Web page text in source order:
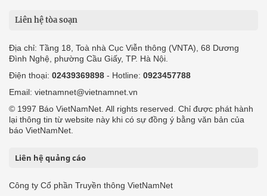
Liên hệ tòa soạn
Địa chỉ: Tầng 18, Toà nhà Cục Viễn thông (VNTA), 68 Dương
Đình Nghệ, phường Cầu Giấy, TP. Hà Nội.
Điện thoại: 02439369898 - Hotline: 0923457788
Email: vietnamnet@vietnamnet.vn
© 1997 Báo VietNamNet. All rights reserved. Chỉ được phát hành
lại thông tin từ website này khi có sự đồng ý bằng văn bản của
báo VietNamNet.
Liên hệ quảng cáo
Công ty Cổ phần Truyền thông VietNamNet